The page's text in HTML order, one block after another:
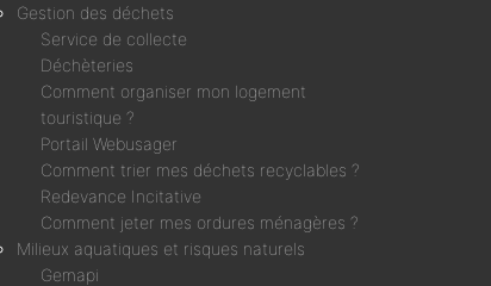
Gestion des déchets
Service de collecte
Déchèteries
Comment organiser mon logement
touristique ?
Portail Webusager
Comment trier mes déchets recyclables ?
Redevance Incitative
Comment jeter mes ordures ménagères ?
Milieux aquatiques et risques naturels
Gemapi